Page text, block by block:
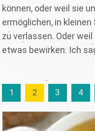
können, oder weil sie
ermöglichen, in
zu verlassen. Oder
etwas bewirken. Ich
1 2 3 4